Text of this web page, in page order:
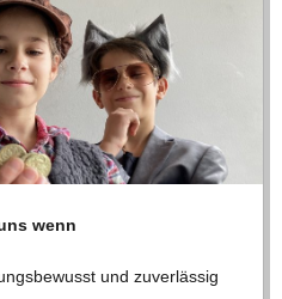
wenn
und zuver­läs­sig